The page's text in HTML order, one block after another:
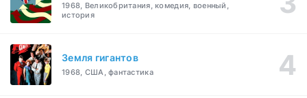
1968, Великобритания, комедия, военный,
история
Земля гигантов
1968, США, фантастика